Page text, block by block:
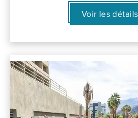
Voir les détails